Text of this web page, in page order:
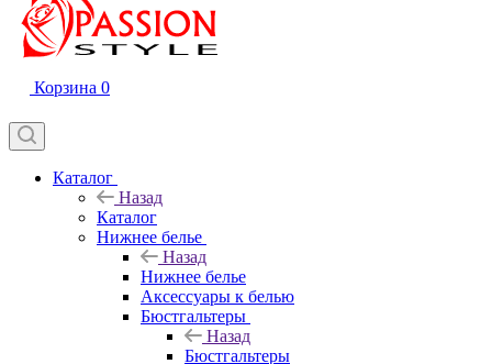
Корзина 0
Каталог
Назад
Каталог
Нижнее белье
Назад
Нижнее белье
Аксессуары к белью
Бюстгальтеры
Назад
Бюстгальтеры